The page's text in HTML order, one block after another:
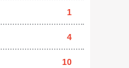
1
4
10